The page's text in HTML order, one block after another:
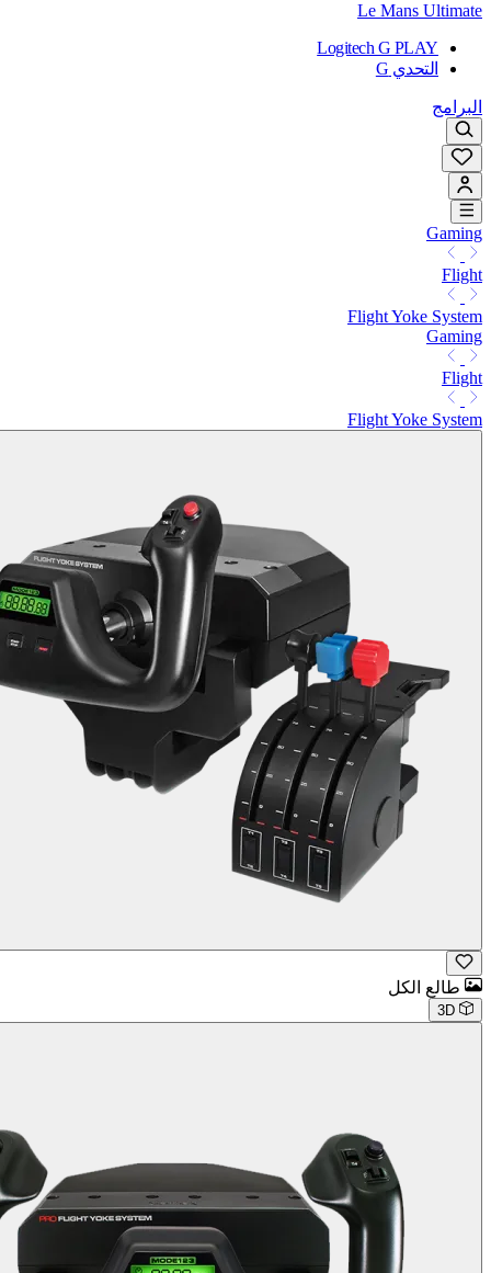
Le Mans Ultimate
Logitech G PLAY
التحدي G
البرامج
Gaming
Flight
Flight Yoke System
Gaming
Flight
Flight Yoke System
طالع الكل
3D